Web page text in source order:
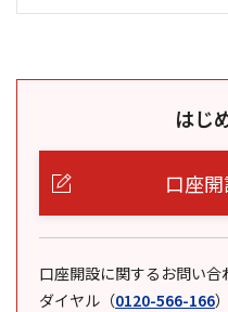
はじ
口座
口座開設に関するお問い
ダイヤル （0120-566-166）